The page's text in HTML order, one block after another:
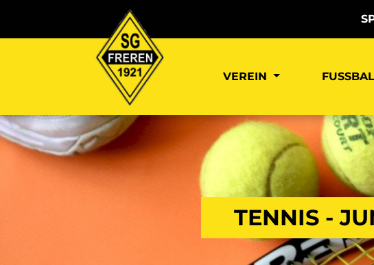
VEREIN
TENNIS -